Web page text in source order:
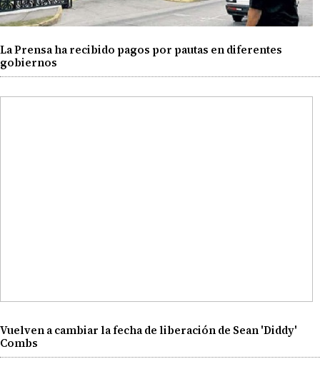
La Prensa ha recibido pagos por pautas en diferentes
gobiernos
Vuelven a cambiar la fecha de liberación de Sean 'Diddy'
Combs